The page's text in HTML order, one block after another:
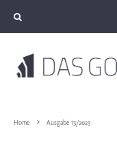
Home Ausgabe 13/2023